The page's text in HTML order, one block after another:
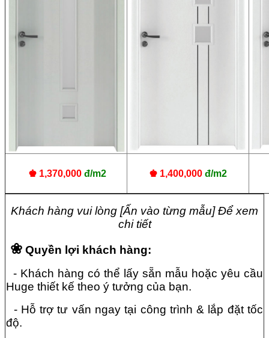
♚ 1,370,000 đ/m2 ♚ 1,400,000 đ/m2
Khách hàng vui lòng [Ấn vào từng mẫu] Để xem
chi tiết
❀ Quyền lợi khách hàng:
- Khách hàng có thể lấy sẵn mẫu hoặc yêu cầu
Huge thiết kế theo ý tưởng của bạn.
- Hỗ trợ tư vấn ngay tại công trình & lắp đặt tốc
độ.